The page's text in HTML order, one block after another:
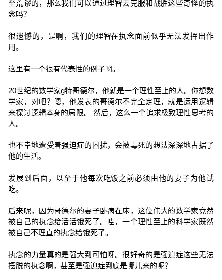
至荒谬的，那么我们可以通过理智去克服和战胜这些奇怪的执
念吗？
很遗憾的，是啊，我们的理智在执念面前似乎无法发挥出作
用。
这里有一个很有代表性的例子啊。
20世纪的数学家g特哥德尔，他就是一个理性至上的人。你想数
学家，对吧？嗯，他发表的哥德尔不完全定理，就是运用逻辑
来探讨逻辑本身的局限。 然后，这么一个追求极致理性思考的
人。
也不幸地遭受着强迫症的困扰，会被毒死的想法深深地占据了
他的生活。
发展到后面，以至于他每次吃饭之前必须由他的妻子为他试
吃。
后来呢，因为哥德尔的妻子卧病在床，这位伟大的数学家竟然
被自己的执念给活活饿死了。哇，一个理性至上的科学家既然
被自己不理直的执念给饿死了。
执念的力量真的是强大到可怕呀。很好奇的是强迫症这些无法
摆脱的执念啊，甚至是强迫症到底是哪儿来的呢？